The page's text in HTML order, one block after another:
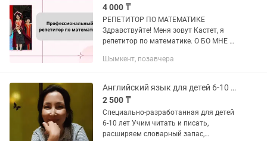
4 000 ₸
РЕПЕТИТОР ПО МАТЕМАТИКЕ
Здравствуйте! Меня зовут Кастет, я
репетитор по математике. О БО МНЕ И
High School — школы-пансионата для
Шымкент, позавчера
Английский язык для детей 6-10 лет
2 500 ₸
Специально-разработанная для детей
6-10 лет Учим читать и писать,
расширяем словарный запас,